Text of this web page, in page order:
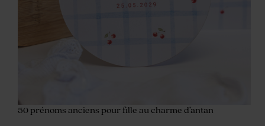
50 prénoms anciens pour fille au charme d’antan